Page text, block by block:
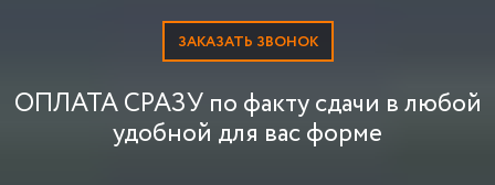
ЗАКАЗАТЬ ЗВОНОК
ОПЛАТА СРАЗУ по факту сдачи в любой
удобной для вас форме